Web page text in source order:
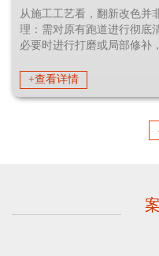
从施工工艺看，翻新改色并
理：需对原有跑道进行彻底
必要时进行打磨或局部修补
+查看详情